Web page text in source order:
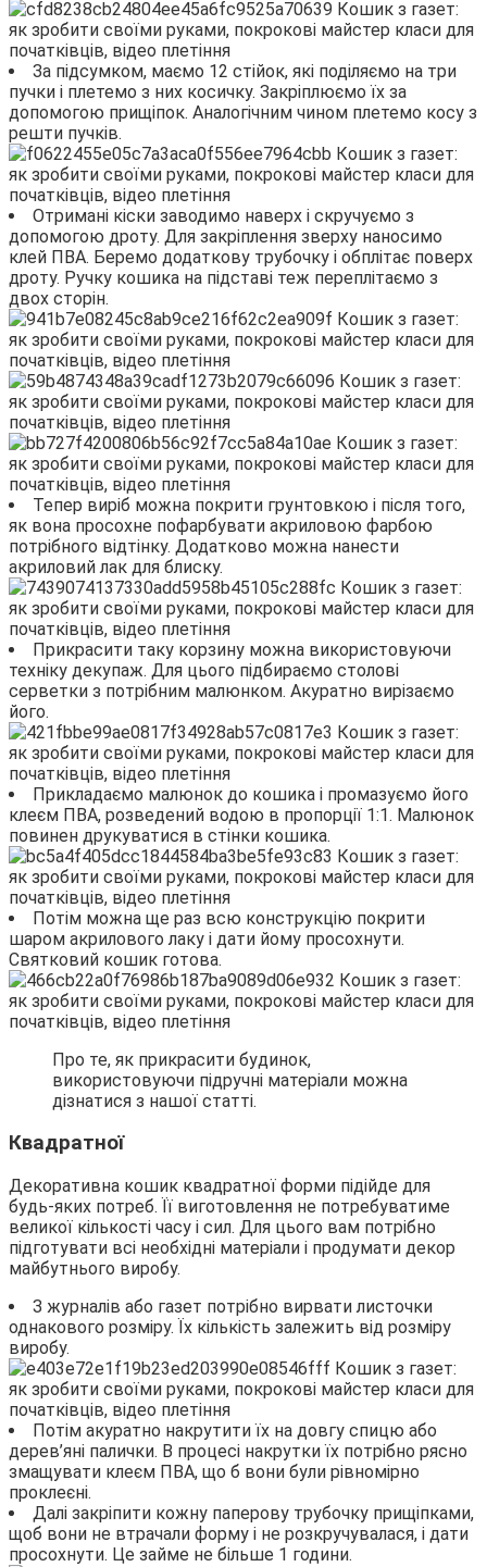
За підсумком, маємо 12 стійок, які поділяємо на три
пучки і плетемо з них косичку. Закріплюємо їх за
допомогою прищіпок. Аналогічним чином плетемо косу з
решти пучків.
Отримані кіски заводимо наверх і скручуємо з
допомогою дроту. Для закріплення зверху наносимо
клей ПВА. Беремо додаткову трубочку і обплітає поверх
дроту. Ручку кошика на підставі теж переплітаємо з
двох сторін.
Тепер виріб можна покрити грунтовкою і після того,
як вона просохне пофарбувати акриловою фарбою
потрібного відтінку. Додатково можна нанести
акриловий лак для блиску.
Прикрасити таку корзину можна використовуючи
техніку декупаж. Для цього підбираємо столові
серветки з потрібним малюнком. Акуратно вирізаємо
його.
Прикладаємо малюнок до кошика і промазуємо його
клеєм ПВА, розведений водою в пропорції 1:1. Малюнок
повинен друкуватися в стінки кошика.
Потім можна ще раз всю конструкцію покрити
шаром акрилового лаку і дати йому просохнути.
Святковий кошик готова.
Про те, як прикрасити будинок,
використовуючи підручні матеріали можна
дізнатися з нашої статті.
Квадратної
Декоративна кошик квадратної форми підійде для
будь-яких потреб. Її виготовлення не потребуватиме
великої кількості часу і сил. Для цього вам потрібно
підготувати всі необхідні матеріали і продумати декор
майбутнього виробу.
З журналів або газет потрібно вирвати листочки
однакового розміру. Їх кількість залежить від розміру
виробу.
Потім акуратно накрутити їх на довгу спицю або
дерев’яні палички. В процесі накрутки їх потрібно рясно
змащувати клеєм ПВА, що б вони були рівномірно
проклеєні.
Далі закріпити кожну паперову трубочку прищіпками,
щоб вони не втрачали форму і не розкручувалася, і дати
просохнути. Це займе не більше 1 години.